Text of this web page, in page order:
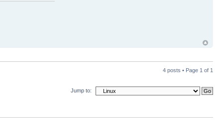
4 posts • Page 1 of 1
Jump to: